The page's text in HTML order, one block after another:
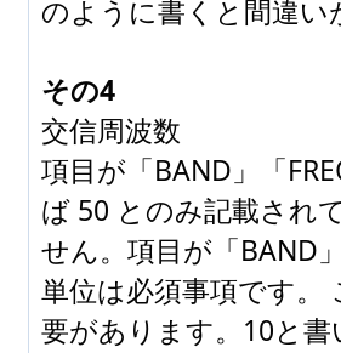
のように書くと間違
その4
交信周波数
項目が「BAND」「
ば 50 とのみ記載され
せん。項目が「BAND
単位は必須事項です。
要があります。10と